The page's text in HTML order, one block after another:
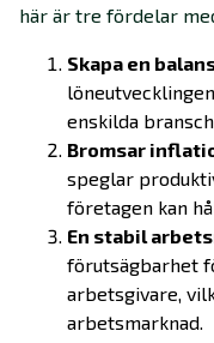
här är tre fördelar
Skapa en
enskilda
Bromsar
speglar
företagen kan
En stabil
förutsägbarhet
arbetsgivare,
arbetsmarknad.